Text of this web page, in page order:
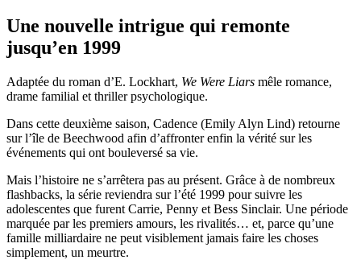
Une nouvelle intrigue qui remonte
jusqu’en 1999
Adaptée du roman d’E. Lockhart, We Were Liars mêle romance,
drame familial et thriller psychologique.
Dans cette deuxième saison, Cadence (Emily Alyn Lind) retourne
sur l’île de Beechwood afin d’affronter enfin la vérité sur les
événements qui ont bouleversé sa vie.
Mais l’histoire ne s’arrêtera pas au présent. Grâce à de nombreux
flashbacks, la série reviendra sur l’été 1999 pour suivre les
adolescentes que furent Carrie, Penny et Bess Sinclair. Une période
marquée par les premiers amours, les rivalités… et, parce qu’une
famille milliardaire ne peut visiblement jamais faire les choses
simplement, un meurtre.